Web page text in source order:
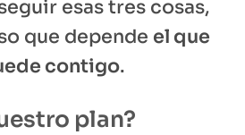
esas tres cosas,
que depende el que
contigo.
plan?